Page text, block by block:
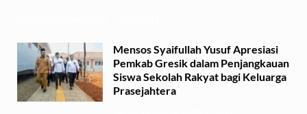
Mensos Syaifullah Yusuf Apresiasi
Pemkab Gresik dalam Penjangkauan
Siswa Sekolah Rakyat bagi Keluarga
Prasejahtera